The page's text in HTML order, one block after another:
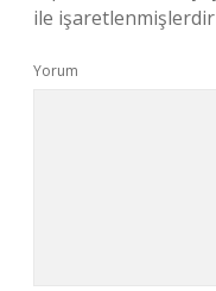
ile işaretlenmişlerdir
Yorum